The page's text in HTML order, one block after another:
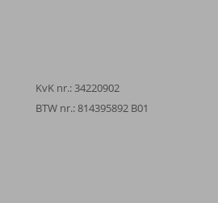
KvK nr.: 34220902
BTW nr.: 814395892 B01